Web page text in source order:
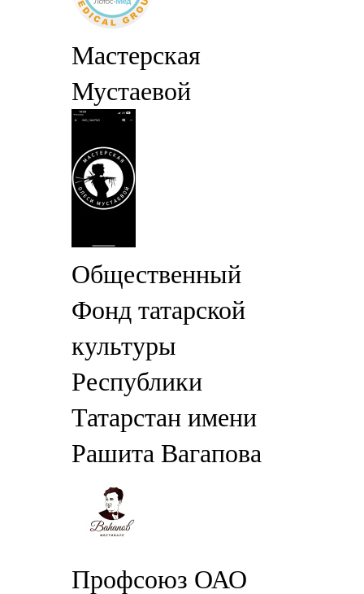
Мастерская
Мустаевой
Общественный
Фонд татарской
культуры
Республики
Татарстан имени
Рашита Вагапова
Профсоюз ОАО